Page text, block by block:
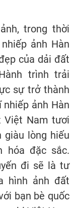
trong thời
ảnh Hàn
của dải đất
trình trải
sự trở thành
ảnh Hàn
Việt Nam tươi
giàu lòng hiếu
hóa đặc sắc.
đi sẽ là tư
hình ảnh đất
bạn bè quốc